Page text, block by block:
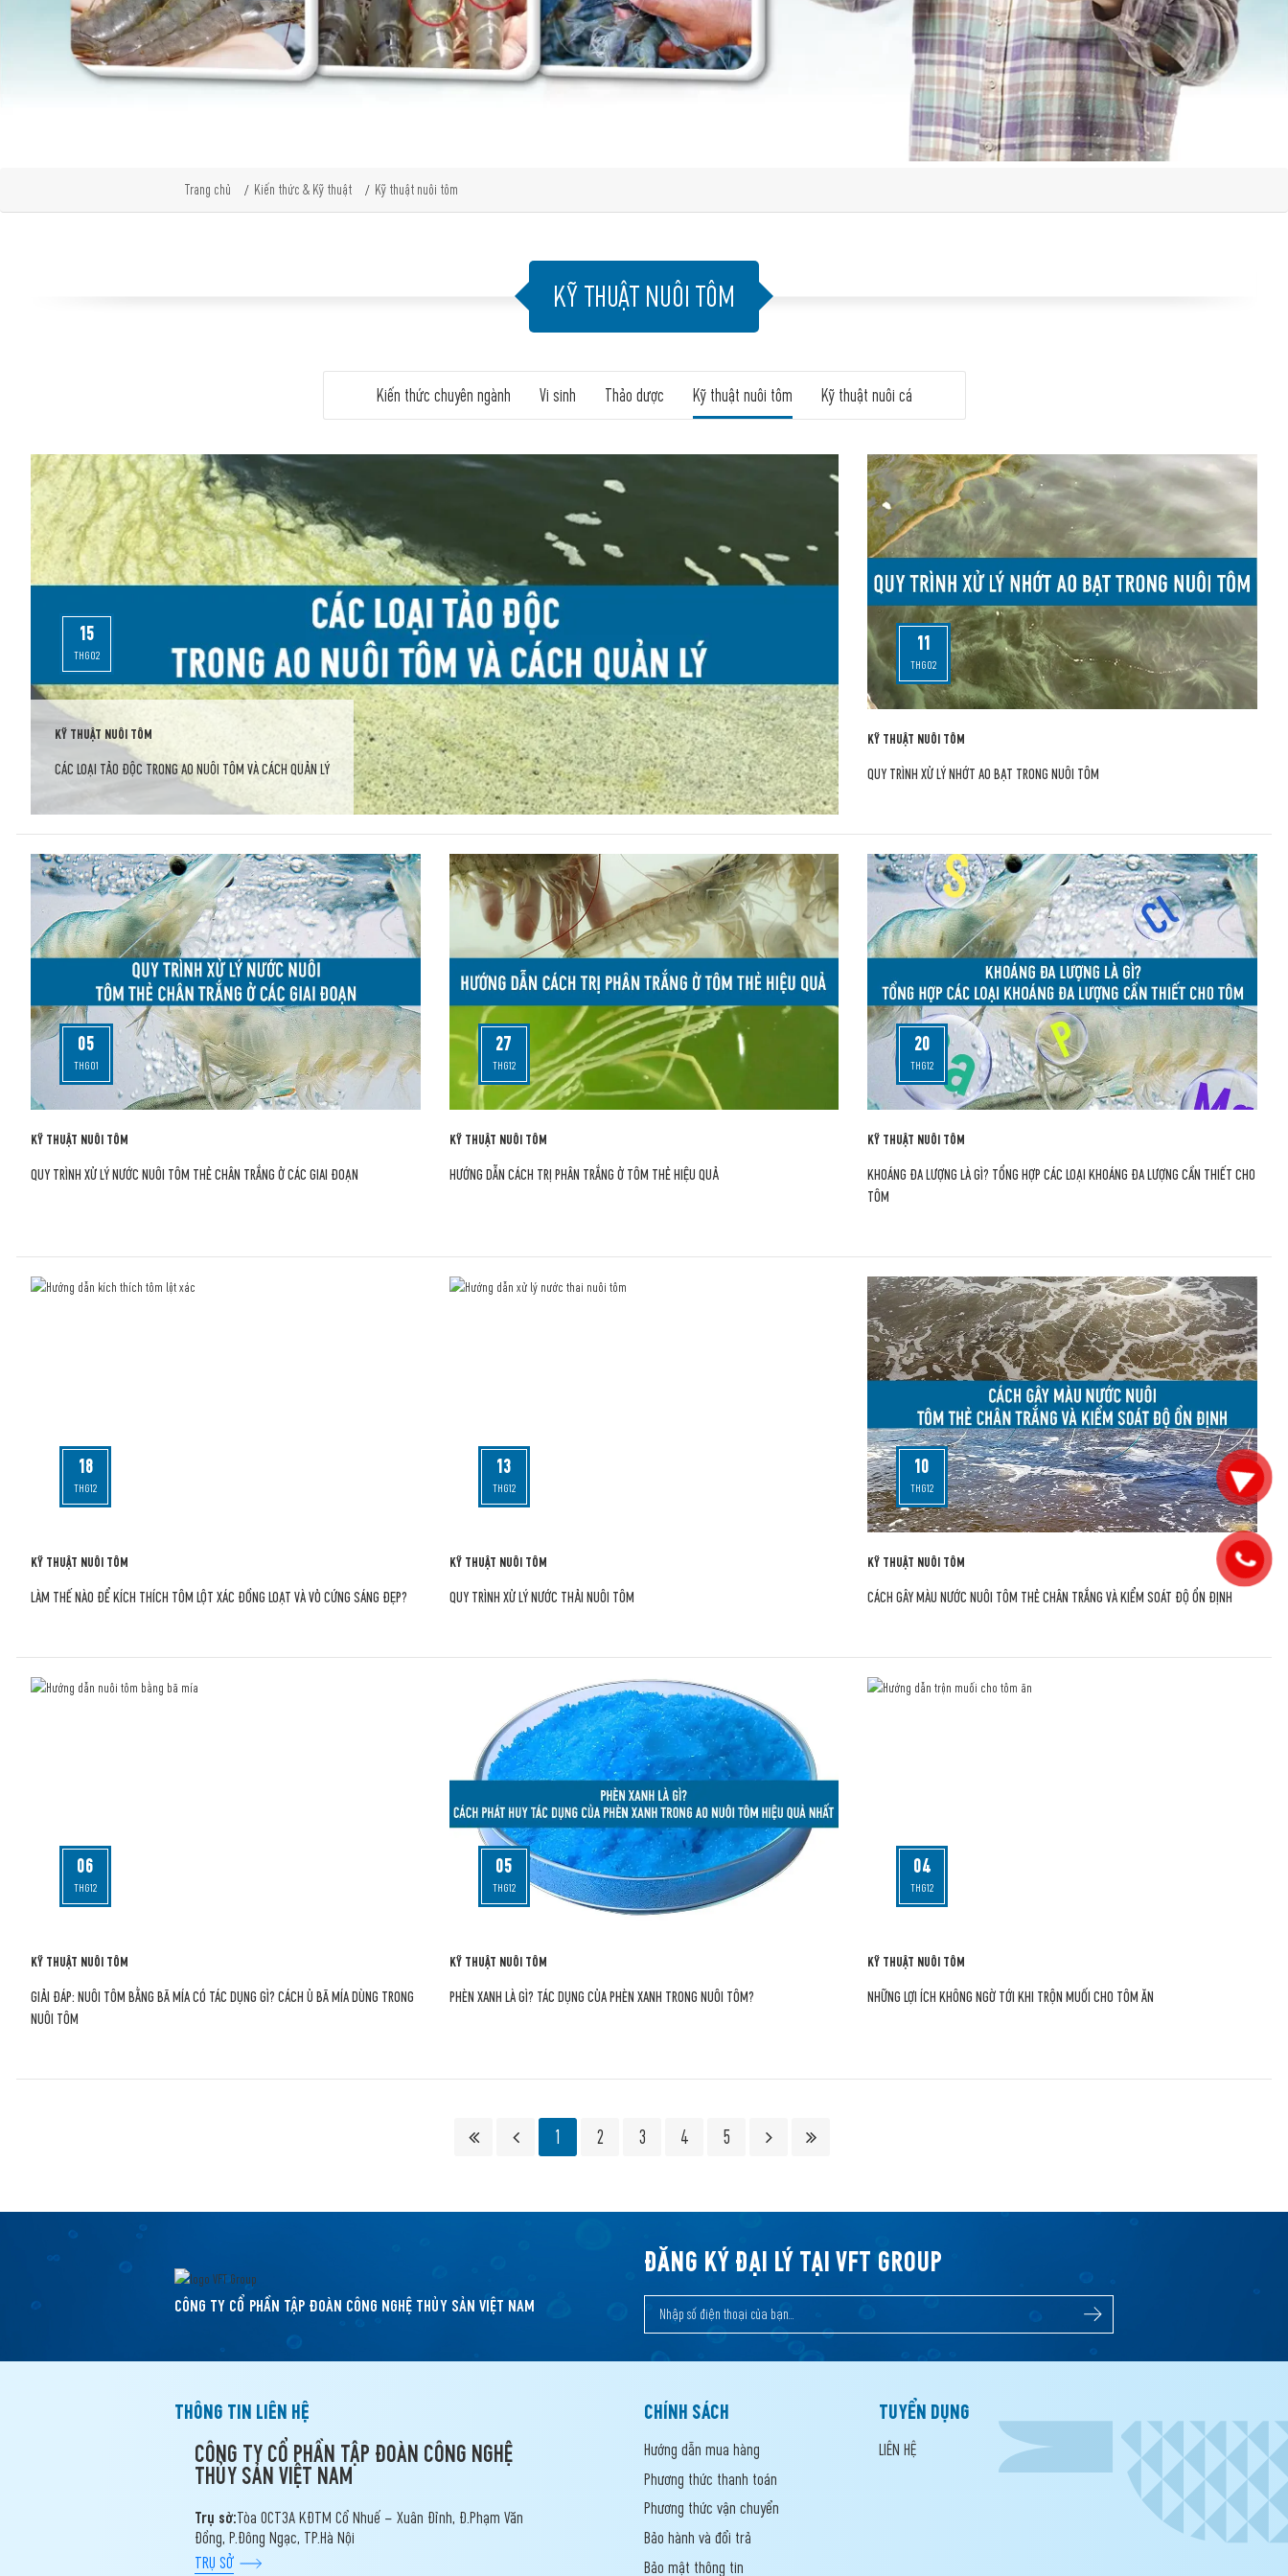
Trang chủ Kiến thức & Kỹ thuật Kỹ thuật nuôi tôm
KỸ THUẬT NUÔI TÔM
Kiến thức chuyên ngành Vi sinh Thảo dược Kỹ thuật nuôi tôm Kỹ thuật nuôi cá
15
THG02
KỸ THUẬT NUÔI TÔM
CÁC LOẠI TẢO ĐỘC TRONG AO NUÔI TÔM VÀ CÁCH QUẢN LÝ
11
THG02
KỸ THUẬT NUÔI TÔM
QUY TRÌNH XỬ LÝ NHỚT AO BẠT TRONG NUÔI TÔM
05
THG01
KỸ THUẬT NUÔI TÔM
QUY TRÌNH XỬ LÝ NƯỚC NUÔI TÔM THẺ CHÂN TRẮNG Ở CÁC GIAI ĐOẠN
27
THG12
KỸ THUẬT NUÔI TÔM
HƯỚNG DẪN CÁCH TRỊ PHÂN TRẮNG Ở TÔM THẺ HIỆU QUẢ
20
THG12
KỸ THUẬT NUÔI TÔM
KHOÁNG ĐA LƯỢNG LÀ GÌ? TỔNG HỢP CÁC LOẠI KHOÁNG ĐA LƯỢNG CẦN THIẾT CHO
TÔM
18
THG12
KỸ THUẬT NUÔI TÔM
LÀM THẾ NÀO ĐỂ KÍCH THÍCH TÔM LỘT XÁC ĐỒNG LOẠT VÀ VỎ CỨNG SÁNG ĐẸP?
13
THG12
KỸ THUẬT NUÔI TÔM
QUY TRÌNH XỬ LÝ NƯỚC THẢI NUÔI TÔM
10
THG12
KỸ THUẬT NUÔI TÔM
CÁCH GÂY MÀU NƯỚC NUÔI TÔM THẺ CHÂN TRẮNG VÀ KIỂM SOÁT ĐỘ ỔN ĐỊNH
06
THG12
KỸ THUẬT NUÔI TÔM
GIẢI ĐÁP: NUÔI TÔM BẰNG BÃ MÍA CÓ TÁC DỤNG GÌ? CÁCH Ủ BÃ MÍA DÙNG TRONG
NUÔI TÔM
05
THG12
KỸ THUẬT NUÔI TÔM
PHÈN XANH LÀ GÌ? TÁC DỤNG CỦA PHÈN XANH TRONG NUÔI TÔM?
04
THG12
KỸ THUẬT NUÔI TÔM
NHỮNG LỢI ÍCH KHÔNG NGỜ TỚI KHI TRỘN MUỐI CHO TÔM ĂN
1 2 3 4 5
CÔNG TY CỔ PHẦN TẬP ĐOÀN CÔNG NGHỆ THỦY SẢN VIỆT NAM
ĐĂNG KÝ ĐẠI LÝ TẠI VFT GROUP
THÔNG TIN LIÊN HỆ
CÔNG TY CỔ PHẦN TẬP ĐOÀN CÔNG NGHỆ
THỦY SẢN VIỆT NAM
Trụ sở:Tòa OCT3A KĐTM Cổ Nhuế – Xuân Đỉnh, Đ.Phạm Văn
Đồng, P.Đông Ngạc, TP.Hà Nội
TRỤ SỞ
CHÍNH SÁCH
Hướng dẫn mua hàng
Phương thức thanh toán
Phương thức vận chuyển
Bảo hành và đổi trả
Bảo mật thông tin
TUYỂN DỤNG
LIÊN HỆ